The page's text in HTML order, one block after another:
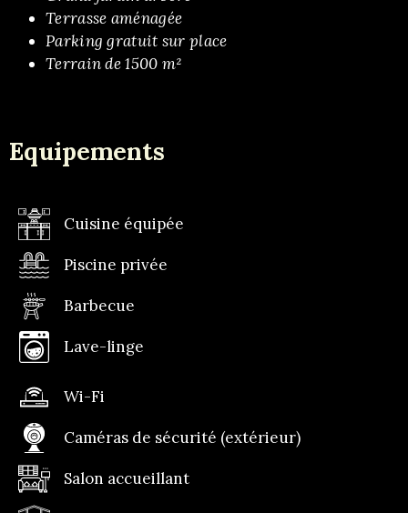
Terrasse aménagée
Parking gratuit sur place
Terrain de 1500 m²
Equipements
Cuisine équipée
Piscine privée
Barbecue
Lave-linge
Wi-Fi
Caméras de sécurité (extérieur)
Salon accueillant